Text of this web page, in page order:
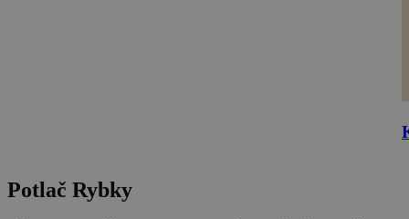
Potlač Rybky